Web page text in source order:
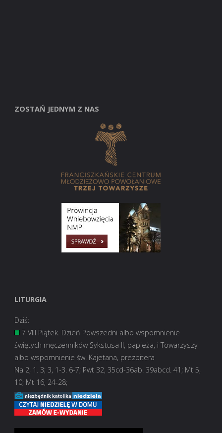
ZOSTAŃ JEDNYM Z NAS
LITURGIA
Dziś:
7 VIII Piątek. Dzień Powszedni albo wspomnienie
świętych męczenników Sykstusa II, papieża, i Towarzyszy
albo wspomnienie św. Kajetana, prezbitera
Na 2, 1. 3; 3, 1-3. 6-7; Pwt 32, 35cd-36ab. 39abcd. 41; Mt 5,
10; Mt 16, 24-28;